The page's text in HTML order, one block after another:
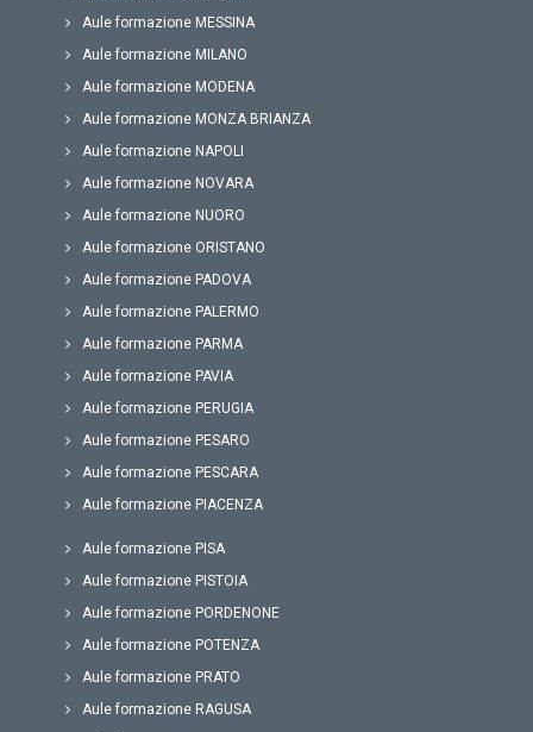
Aule formazione MESSINA
Aule formazione MILANO
Aule formazione MODENA
Aule formazione MONZA BRIANZA
Aule formazione NAPOLI
Aule formazione NOVARA
Aule formazione NUORO
Aule formazione ORISTANO
Aule formazione PADOVA
Aule formazione PALERMO
Aule formazione PARMA
Aule formazione PAVIA
Aule formazione PERUGIA
Aule formazione PESARO
Aule formazione PESCARA
Aule formazione PIACENZA
Aule formazione PISA
Aule formazione PISTOIA
Aule formazione PORDENONE
Aule formazione POTENZA
Aule formazione PRATO
Aule formazione RAGUSA